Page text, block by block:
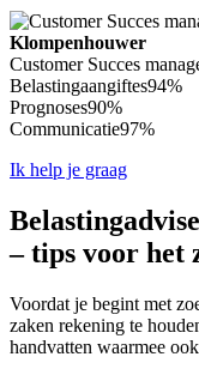
Klompenhouwer
Customer Succes
Belastingaangiftes94%
Prognoses90%
Communicatie97%
Ik help je graag
– tips voor het
Voordat je begint met
zaken rekening te
handvatten waarmee